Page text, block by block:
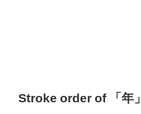
Stroke order of 「年」